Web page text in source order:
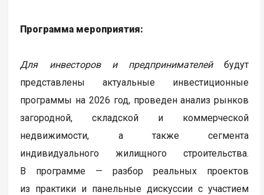
Программа мероприятия:
Для инвесторов и предпринимателейбудут
представлены актуальные инвестиционные
программы на 2026 год, проведен анализ рынков
загородной, складской и коммерческой
недвижимости, а также сегмента
индивидуального жилищного строительства.
В программе — разбор реальных проектов
из практики и панельные дискуссии с участием